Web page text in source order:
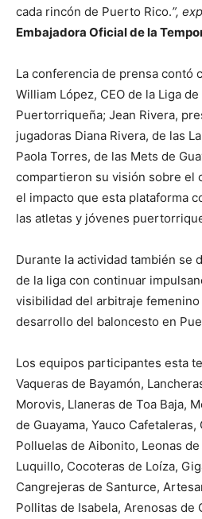
cada rincón de Puerto Rico.”,
Embajadora Oficial de la
La conferencia de prensa contó
William López, CEO de la Liga
Puertorriqueña; Jean Rivera,
jugadoras Diana Rivera, de las
Paola Torres, de las Mets de
compartieron su visión sobre el
el impacto que esta plataforma
las atletas y jóvenes
Durante la actividad también se
de la liga con continuar
visibilidad del arbitraje
desarrollo del baloncesto en
Los equipos participantes esta
Vaqueras de Bayamón,
Morovis, Llaneras de Toa Baja,
de Guayama, Yauco
Polluelas de Aibonito, Leonas
Luquillo, Cocoteras de Loíza,
Cangrejeras de Santurce,
Pollitas de Isabela, Arenosas de